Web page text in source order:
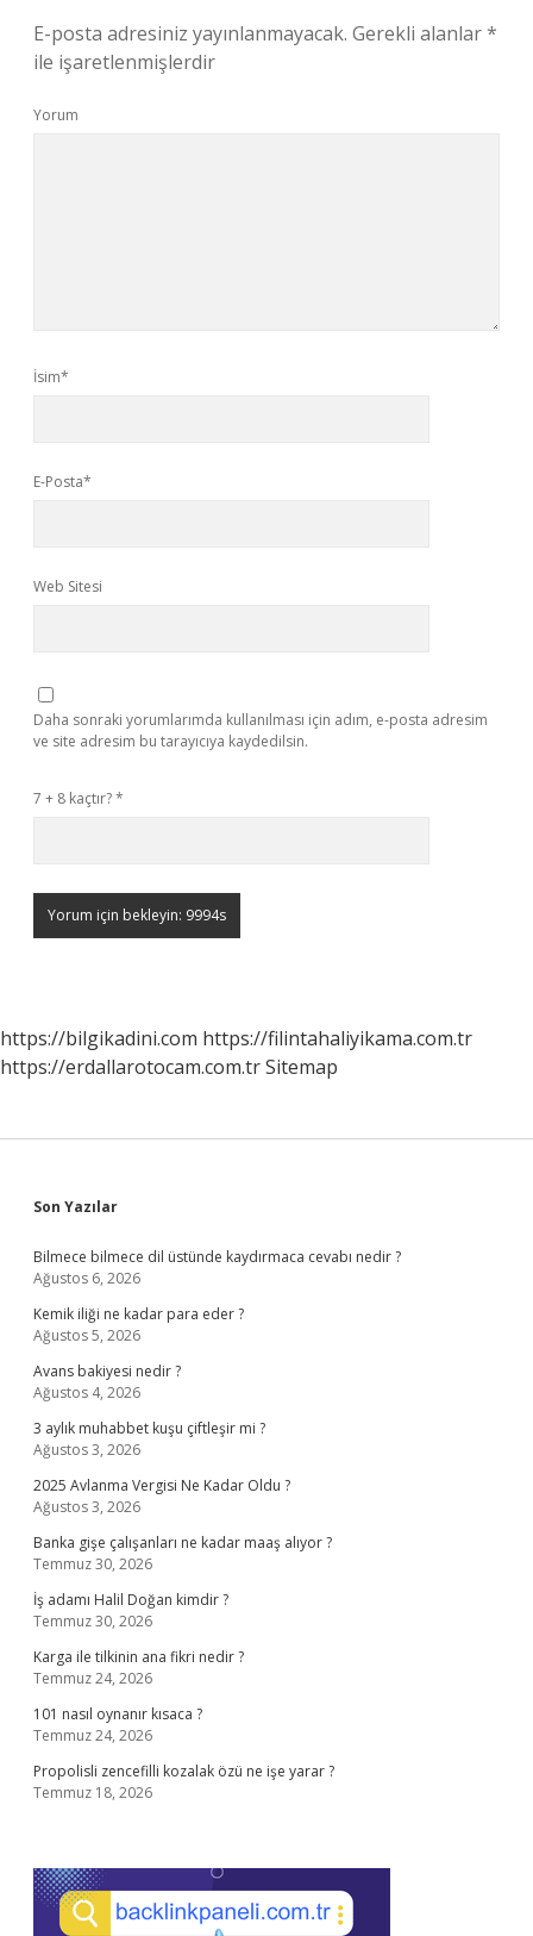
E-posta adresiniz yayınlanmayacak. Gerekli alanlar*
ile işaretlenmişlerdir
Yorum
İsim*
E-Posta*
Web Sitesi
Daha sonraki yorumlarımda kullanılması için adım, e-posta adresim
ve site adresim bu tarayıcıya kaydedilsin.
7 + 8 kaçtır?*
https://bilgikadini.com https://filintahaliyikama.com.tr
https://erdallarotocam.com.trSitemap
Sidebar
Son Yazılar
Bilmece bilmece dil üstünde kaydırmaca cevabı nedir ?
Ağustos 6, 2026
Kemik iliği ne kadar para eder ?
Ağustos 5, 2026
Avans bakiyesi nedir ?
Ağustos 4, 2026
3 aylık muhabbet kuşu çiftleşir mi ?
Ağustos 3, 2026
2025 Avlanma Vergisi Ne Kadar Oldu ?
Ağustos 3, 2026
Banka gişe çalışanları ne kadar maaş alıyor ?
Temmuz 30, 2026
İş adamı Halil Doğan kimdir ?
Temmuz 30, 2026
Karga ile tilkinin ana fikri nedir ?
Temmuz 24, 2026
101 nasıl oynanır kısaca ?
Temmuz 24, 2026
Propolisli zencefilli kozalak özü ne işe yarar ?
Temmuz 18, 2026